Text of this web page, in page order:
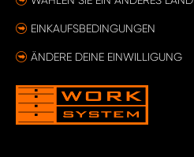
EINKAUFSBEDINGUNGEN
ÄNDERE DEINE EINWILLIGUNG